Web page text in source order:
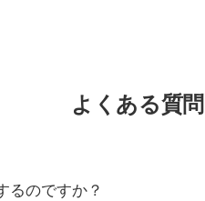
よくある質問
るのですか？